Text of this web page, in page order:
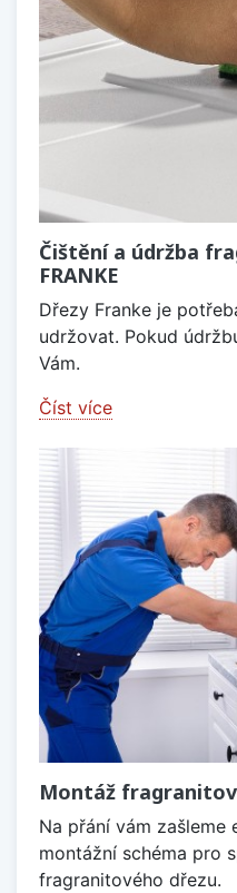
Čištění a údržba
FRANKE
Dřezy Franke je
udržovat. Pokud
Vám.
Číst více
Montáž
Na přání vám
montážní schéma pro
fragranitového dřezu.